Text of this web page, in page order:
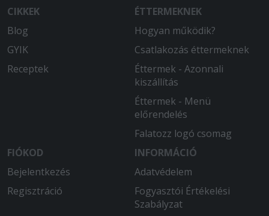
CIKKEK
Blog
GYIK
Receptek
ÉTTERMEKNEK
Hogyan működik?
Csatlakozás éttermeknek
Éttermek - Azonnali
kiszállítás
Éttermek - Menü
előrendelés
Falatozz logó csomag
FIÓKOD
Bejelentkezés
Regisztráció
INFORMÁCIÓ
Adatvédelem
Fogyasztói Értékelési
Szabályzat